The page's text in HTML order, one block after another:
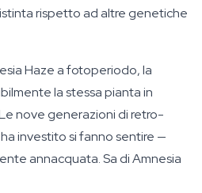
rispetto ad altre genetiche
Haze a fotoperiodo, la
la stessa pianta in
nove generazioni di retro-
investito si fanno sentire —
annacquata. Sa di Amnesia